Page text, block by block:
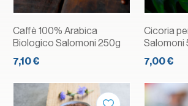
Caffè 100% Arabica
Biologico Salomoni 250g
7,10 €
Cicoria
Salomoni
7,00 €